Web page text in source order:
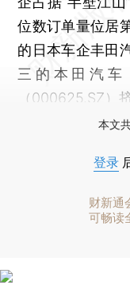
位数订单量位居
的日本车企丰田
三的本田汽车
（000625.SZ）
本文
登录
财新通
可畅读